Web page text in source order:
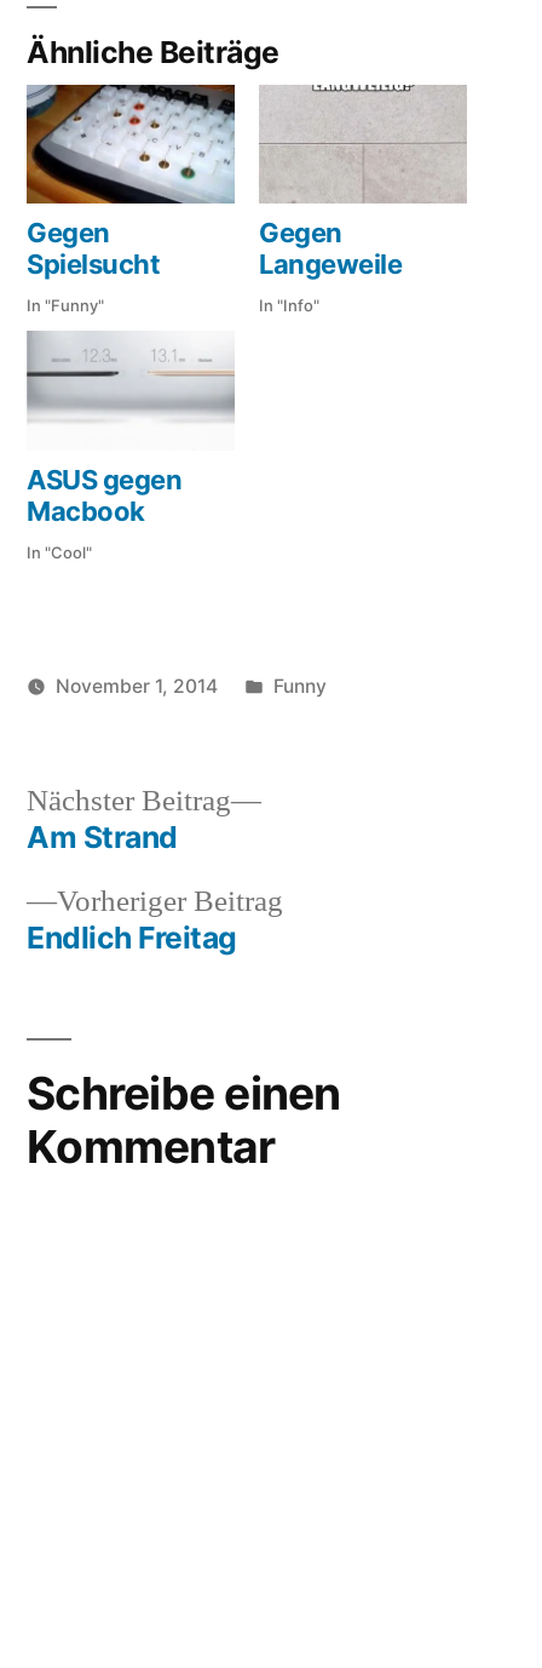
Ähnliche Beiträge
Gegen
Spielsucht
In "Funny"
Gegen
Langeweile
In "Info"
ASUS gegen
Macbook
In "Cool"
November 1, 2014
Veröffentlicht
Funny
Beitragsnavigation
Vorheriger Beitrag
Endlich Freitag
Nächster Beitrag
Nächster
Am Strand
Schreibe einen
Kommentar